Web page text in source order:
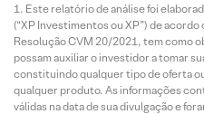
Este relatório de análise foi
(“XP Investimentos ou XP”) de
Resolução CVM 20/2021, tem como
possam auxiliar o investidor a tomar
constituindo qualquer tipo de oferta
qualquer produto. As informações
válidas na data de sua divulgação e